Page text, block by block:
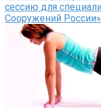
сессию для
Сооружений